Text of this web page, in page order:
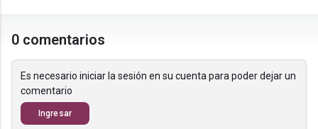
0 comentarios
Es necesario iniciar la sesión en su cuenta para poder dejar un
comentario
Ingresar